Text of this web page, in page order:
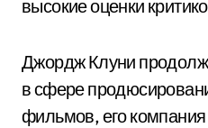
высокие оценки
Джордж Клуни
в сфере
фильмов, его